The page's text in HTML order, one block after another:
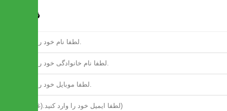
فرم ثبت نام